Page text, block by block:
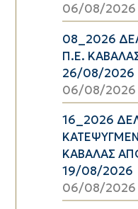
06/08/2026
08_2026
Π.Ε.
26/08/2026
06/08/2026
16_2026
ΚΑΒΑΛΑΣ
19/08/2026
06/08/2026